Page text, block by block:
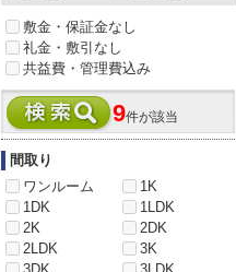
敷金・保証金なし
礼金・敷引なし
共益費・管理費込み
9件が該当
間取り
ワンルーム
1K
1DK
1LDK
2K
2DK
2LDK
3K